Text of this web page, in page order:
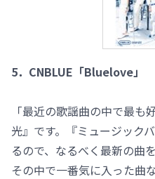
5．CNBLUE「Bluelove」
「最近の歌謡曲の中で最も
光』です。『ミュージック
るので、なるべく最新の曲
その中で一番気に入った曲